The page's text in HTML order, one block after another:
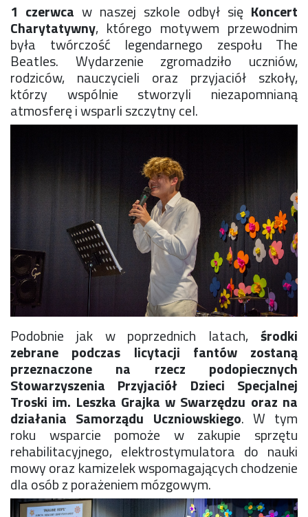
Konkurs "Złota Żaba"
Kontakty zagraniczne
Newsy
Obóz adaptacyjny
Polityka ochrony dzieci
Przewodniczący Rady Szkoły
Szkoła zimowa
Aplikacje szkolne
Biblioteka szkolna
Dokumenty szkolne
Dyżury Szkolne
Dziennik elektroniczny
Obiady
O nas
Regulamin rekrutacji do SP
Potrzebne dokumenty
Informacja o teście z języka angielskiego
Stypendia naukowe
Plan nauczania klasa 7. i 8.
1 czerwca w naszej szkole odbył się Koncert
Charytatywny, którego motywem przewodnim
była twórczość legendarnego zespołu The
Beatles. Wydarzenie zgromadziło uczniów,
rodziców, nauczycieli oraz przyjaciół szkoły,
którzy wspólnie stworzyli niezapomnianą
atmosferę i wsparli szczytny cel.
Podobnie jak w poprzednich latach, środki
zebrane podczas licytacji fantów zostaną
przeznaczone na rzecz podopiecznych
Stowarzyszenia Przyjaciół Dzieci Specjalnej
Troski im. Leszka Grajka w Swarzędzu oraz na
działania Samorządu Uczniowskiego. W tym
roku wsparcie pomoże w zakupie sprzętu
rehabilitacyjnego, elektrostymulatora do nauki
mowy oraz kamizelek wspomagających chodzenie
dla osób z porażeniem mózgowym.